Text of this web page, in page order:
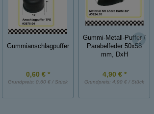
Gummianschlagpuffer
0,60 € *
Grundpreis: 0,60 € / Stück
Gummi-Metall-Puffer /
Parabelfeder 50x58
mm, DxH
4,90 € *
Grundpreis: 4,90 € / Stück